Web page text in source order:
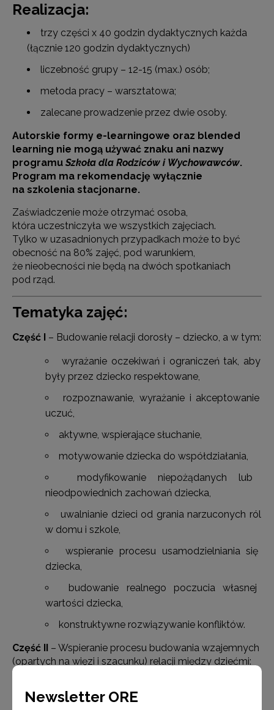
Realizacja:
trzy części x 40 godzin dydaktycznych każda
(łącznie 120 godzin dydaktycznych)
liczebność grupy – 12-15 (max.) osób;
metoda pracy – warsztatowa;
zalecane prowadzenie przez dwie osoby.
Autorskie formy e-learningowe oraz blended
learning nie mogą używać znaku ani nazwy
programu Szkoła dla Rodziców i Wychowawców.
Program ma rekomendację wyłącznie
na szkolenia stacjonarne.
Zaświadczenie może otrzymać osoba,
która uczestniczyła we wszystkich zajęciach.
Tylko w uzasadnionych przypadkach może to być
obecność na 80% zajęć, pod warunkiem,
że nieobecności nie będą na dwóch spotkaniach
pod rząd.
Tematyka zajęć:
Część I – Budowanie relacji dorosły – dziecko, a w tym:
wyrażanie oczekiwań i ograniczeń tak, aby
były przez dziecko respektowane,
rozpoznawanie, wyrażanie i akceptowanie
uczuć,
aktywne, wspierające słuchanie,
motywowanie dziecka do współdziałania,
modyfikowanie niepożądanych lub
nieodpowiednich zachowań dziecka,
uwalnianie dzieci od grania narzuconych ról
w domu i szkole,
wspieranie procesu usamodzielniania się
dziecka,
budowanie realnego poczucia własnej
wartości dziecka,
konstruktywne rozwiązywanie konfliktów.
Część II – Wspieranie procesu budowania wzajemnych
(opartych na więzi i szacunku) relacji między dziećmi:
Newsletter ORE